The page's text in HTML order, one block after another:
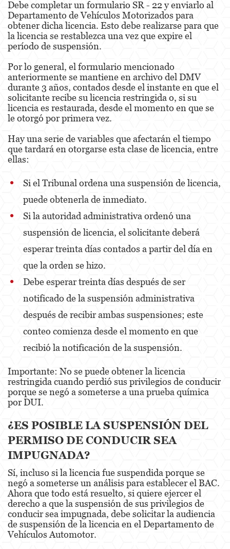
Possession Of Methamphetamine
Pre-Trial Diversion For Drug Crimes
Transportation for Sale of a Controlled
Substance
DUI
3rd Offense DUI
Dry Reckless
DUI Causing Injury
DUI With A Passenger Under 14
DUI Laws In The State Of California
Underage DUI
Expungements
Auto Insurance Fraud
Credit Card Fraud
Gambling Fraud
Health Care Fraud
Unauthorized Practice Of Medicine
Gun Offenses
Other
Debe completar un formulario SR - 22 y enviarlo al
Departamento de Vehículos Motorizados para
obtener dicha licencia. Esto debe realizarse para que
la licencia se restablezca una vez que expire el
período de suspensión.
Por lo general, el formulario mencionado
anteriormente se mantiene en archivo del DMV
durante 3 años, contados desde el instante en que el
solicitante recibe su licencia restringida o, si su
licencia es restaurada, desde el momento en que se
le otorgó por primera vez.
Hay una serie de variables que afectarán el tiempo
que tardará en otorgarse esta clase de licencia, entre
ellas:
Si el Tribunal ordena una suspensión de licencia,
puede obtenerla de inmediato.
Si la autoridad administrativa ordenó una
suspensión de licencia, el solicitante deberá
esperar treinta días contados a partir del día en
que la orden se hizo.
Debe esperar treinta días después de ser
notificado de la suspensión administrativa
después de recibir ambas suspensiones; este
conteo comienza desde el momento en que
recibió la notificación de la suspensión.
Importante: No se puede obtener la licencia
restringida cuando perdió sus privilegios de conducir
porque se negó a someterse a una prueba química
por DUI.
¿ES POSIBLE LA SUSPENSIÓN DEL
PERMISO DE CONDUCIR SEA
IMPUGNADA?
Sí, incluso si la licencia fue suspendida porque se
negó a someterse un análisis para establecer el BAC.
Ahora que todo está resuelto, si quiere ejercer el
derecho a que la suspensión de sus privilegios de
conducir sea impugnada, debe solicitar la audiencia
de suspensión de la licencia en el Departamento de
Vehículos Automotor.